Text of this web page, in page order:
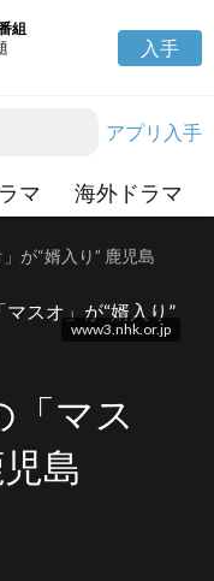
組
入手
アプリ入手
マ 海外ドラマ
が“婿入り” 鹿児島
www3.nhk.or.jp
「マス
島